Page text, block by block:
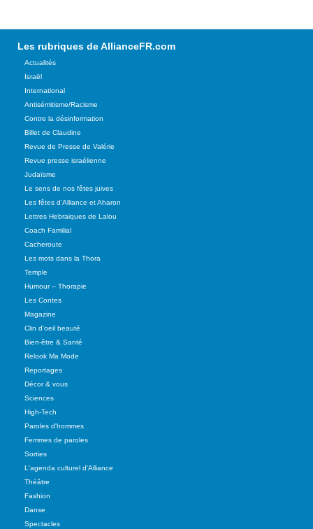
Les rubriques de AllianceFR.com
Actualités
Israël
International
Antisémitisme/Racisme
Contre la désinformation
Billet de Claudine
Revue de Presse de Valérie
Revue presse israélienne
Judaïsme
Le sens de nos fêtes juives
Les fêtes d'Alliance et Aharon
Lettres Hebraiques de Lalou
Coach Familial
Cacheroute
Les mots dans la Thora
Temple
Humour – Thorapie
Les Contes
Magazine
Clin d'oeil beauté
Bien-être & Santé
Relook Ma Mode
Reportages
Décor & vous
Sciences
High-Tech
Paroles d'hommes
Femmes de paroles
Sorties
L'agenda culturel d'Alliance
Théâtre
Fashion
Danse
Spectacles